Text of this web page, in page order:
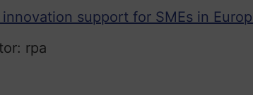
support for SMEs in
rpa